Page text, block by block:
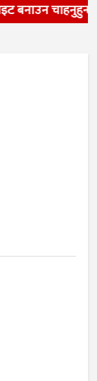
चाहनुहुन्छ ?